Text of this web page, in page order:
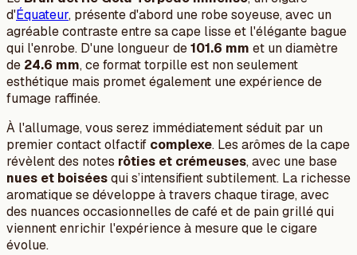
d'Équateur, présente d'abord une robe soyeuse, avec un
agréable contraste entre sa cape lisse et l'élégante bague
qui l'enrobe. D'une longueur de101.6 mm et un diamètre
de 24.6 mm, ce format torpille est non seulement
esthétique mais promet également une expérience de
fumage raffinée.
À l'allumage, vous serez immédiatement séduit par un
premier contact olfactif complexe. Les arômes de la cape
révèlent des notes rôties et crémeuses, avec une base
nues et boiséesqui s’intensifient subtilement. La richesse
aromatique se développe à travers chaque tirage, avec
des nuances occasionnelles de café et de pain grillé qui
viennent enrichir l'expérience à mesure que le cigare
évolue.